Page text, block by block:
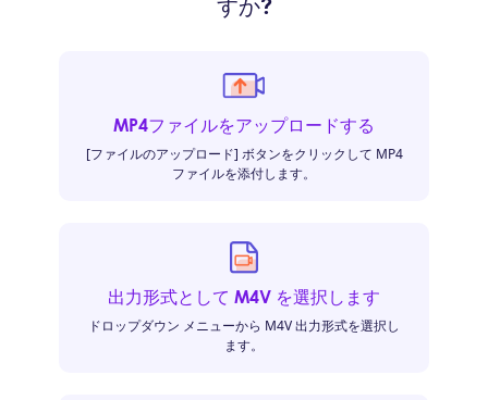
すか?
MP4ファイルをアップロードする
[ファイルのアップロード] ボタンをクリックして MP4
ファイルを添付します。
出力形式として M4V を選択します
ドロップダウン メニューから M4V 出力形式を選択し
ます。